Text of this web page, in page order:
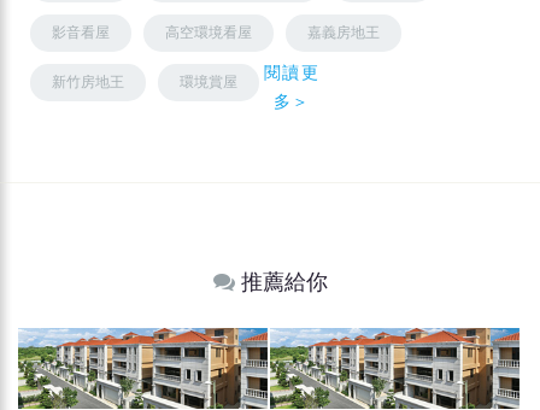
影音看屋 高空環境看屋 嘉義房地王
新竹房地王 環境賞屋
閱讀更
多＞
推薦給你